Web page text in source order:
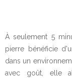
À seulement 5
pierre bénéficie
dans un
avec goût, elle